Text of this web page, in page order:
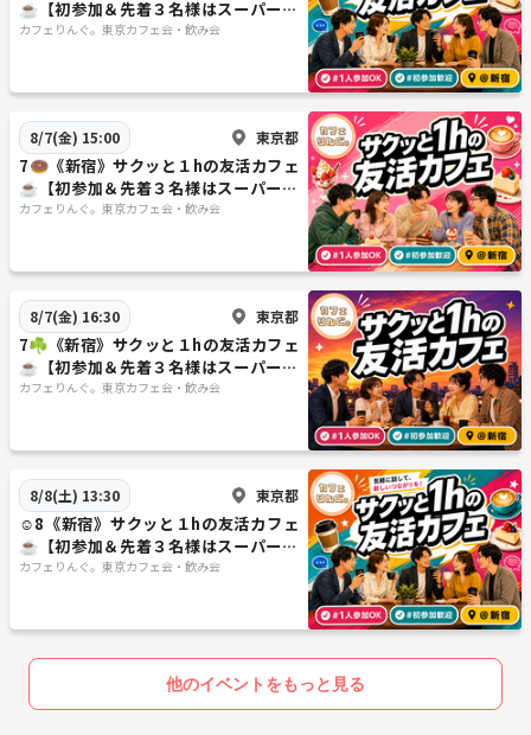
募集しています＾＾
※ネットワークビジネス、不動産、投資、その他怪しいビジネスの方
はご遠慮ください
イベント開催エリア
【東京都】 新宿・銀座・池袋
【埼玉】 大宮
【東京都】 渋谷・表参道・六本木・品川・秋葉原・錦糸町・浅草
【神奈川】 横浜・川崎
【千葉】 千葉・船橋
【栃木】 宇都宮・小山
その他希望のエリアがありましたらお気軽にリクエストください！
今後関西にも広げていきたいと考えております☺️
《つなげーと上でのLINE IDの交換・聞き出す行為は禁止されています》
☕️【初参加＆先着３名様はスーパー割
引】素敵な1日は素敵な出会いから✨
カフェりんぐ。東京カフェ会・飲み会
8/7(金) 15:00 東京都
7🍩《新宿》サクッと１hの友活カフェ
☕️【初参加＆先着３名様はスーパー割
引】素敵な1日は素敵な出会いから✨
カフェりんぐ。東京カフェ会・飲み会
8/7(金) 16:30 東京都
7☘️《新宿》サクッと１hの友活カフェ
☕️【初参加＆先着３名様はスーパー割
引】素敵な1日は素敵な出会いから✨
カフェりんぐ。東京カフェ会・飲み会
8/8(土) 13:30 東京都
☺️8《新宿》サクッと１hの友活カフェ
☕️【初参加＆先着３名様はスーパー割
引】素敵な1日は素敵な出会いから✨
カフェりんぐ。東京カフェ会・飲み会
他のイベントをもっと見る